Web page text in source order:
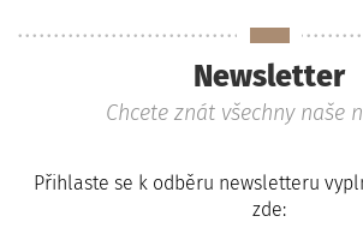
Newsletter
Chcete znát všechny naše
Přihlaste se k odběru newsletteru
zde: